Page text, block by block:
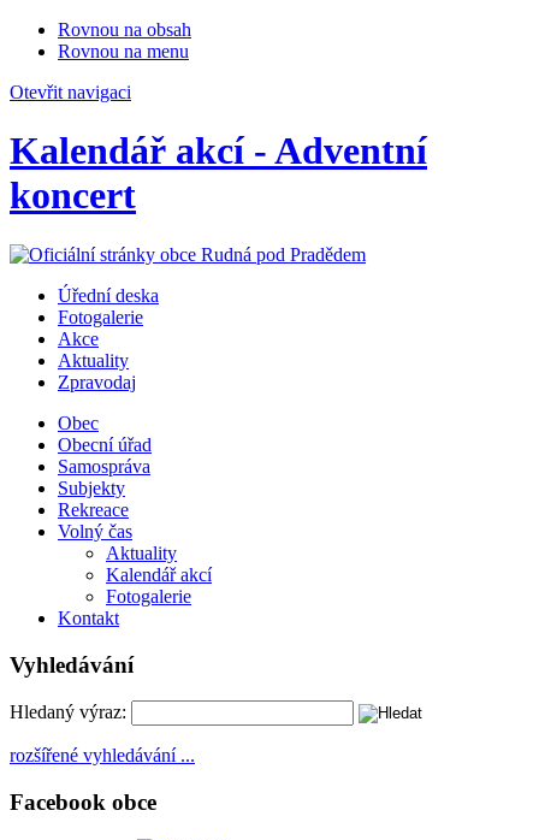
Rovnou na obsah
Rovnou na menu
Otevřit navigaci
Kalendář akcí - Adventní
koncert
Úřední deska
Fotogalerie
Akce
Aktuality
Zpravodaj
Obec
Obecní úřad
Samospráva
Subjekty
Rekreace
Volný čas
Aktuality
Kalendář akcí
Fotogalerie
Kontakt
Vyhledávání
Hledaný výraz:
rozšířené vyhledávání ...
Facebook obce